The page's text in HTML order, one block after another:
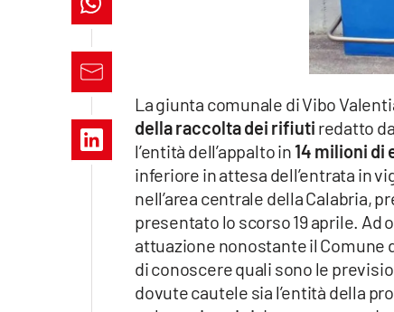
lacapitalenews.it
Vai
La giunta comunale di Vibo
della raccolta dei rifiuti redatto
l’entità dell’appalto in 14 milioni di
inferiore in attesa dell’entrata in
nell’area centrale della Calabria,
presentato lo scorso 19 aprile. Ad
attuazione nonostante il Comune
di conoscere quali sono le
dovute cautele sia l’entità della